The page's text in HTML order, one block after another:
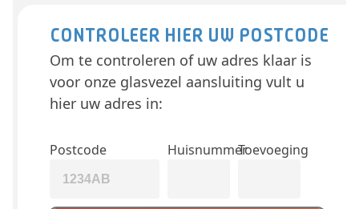
CONTROLEER HIER UW POSTCODE
Om te controleren of uw adres klaar is
voor onze glasvezel aansluiting vult u
hier uw adres in:
Postcode HuisnummerToevoeging